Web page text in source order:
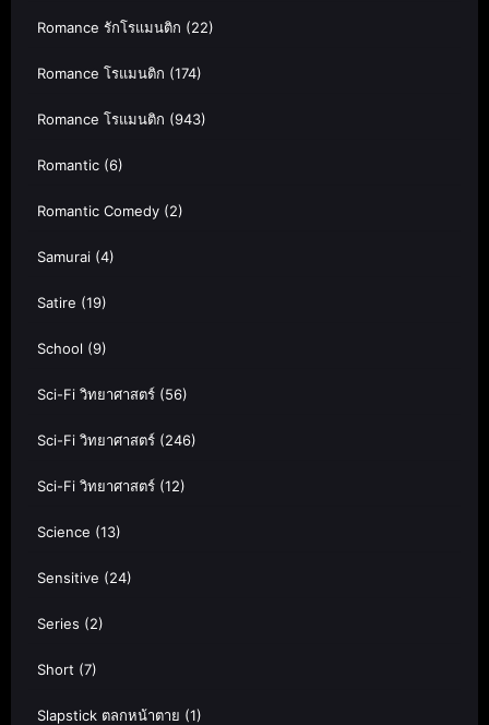
Romance รักโรแมนติก (22)
Romance โรแมนติก (174)
Romance โรแมนติก (943)
Romantic (6)
Romantic Comedy (2)
Samurai (4)
Satire (19)
School (9)
Sci-Fi วิทยาศาสตร์ (56)
Sci-Fi วิทยาศาสตร์ (246)
Sci-Fi วิทยาศาสตร์ (12)
Science (13)
Sensitive (24)
Series (2)
Short (7)
Slapstick ตลกหน้าตาย (1)